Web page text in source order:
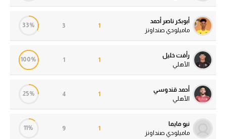
أبوبكر ناصر أحمد
ماميلودي صنداونز
1
3
33%
رأفت خليل
الأهلي
1
1
100%
أحمد قندوسي
الأهلي
1
4
25%
نيو مايما
ماميلودي صنداونز
1
9
11%